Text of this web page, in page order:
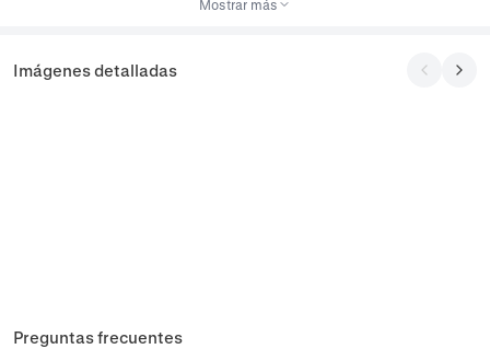
Mostrar más
Imágenes detalladas
Preguntas frecuentes